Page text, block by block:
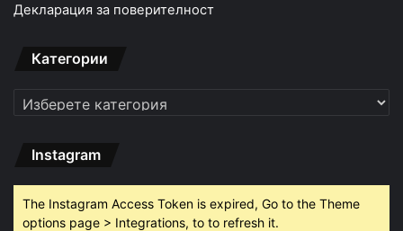
Декларация за поверителност
Категории
Категории
Instagram
The Instagram Access Token is expired, Go to the Theme
options page > Integrations, to to refresh it.